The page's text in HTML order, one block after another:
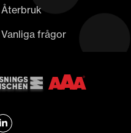
Återbruk
Vanliga frågor